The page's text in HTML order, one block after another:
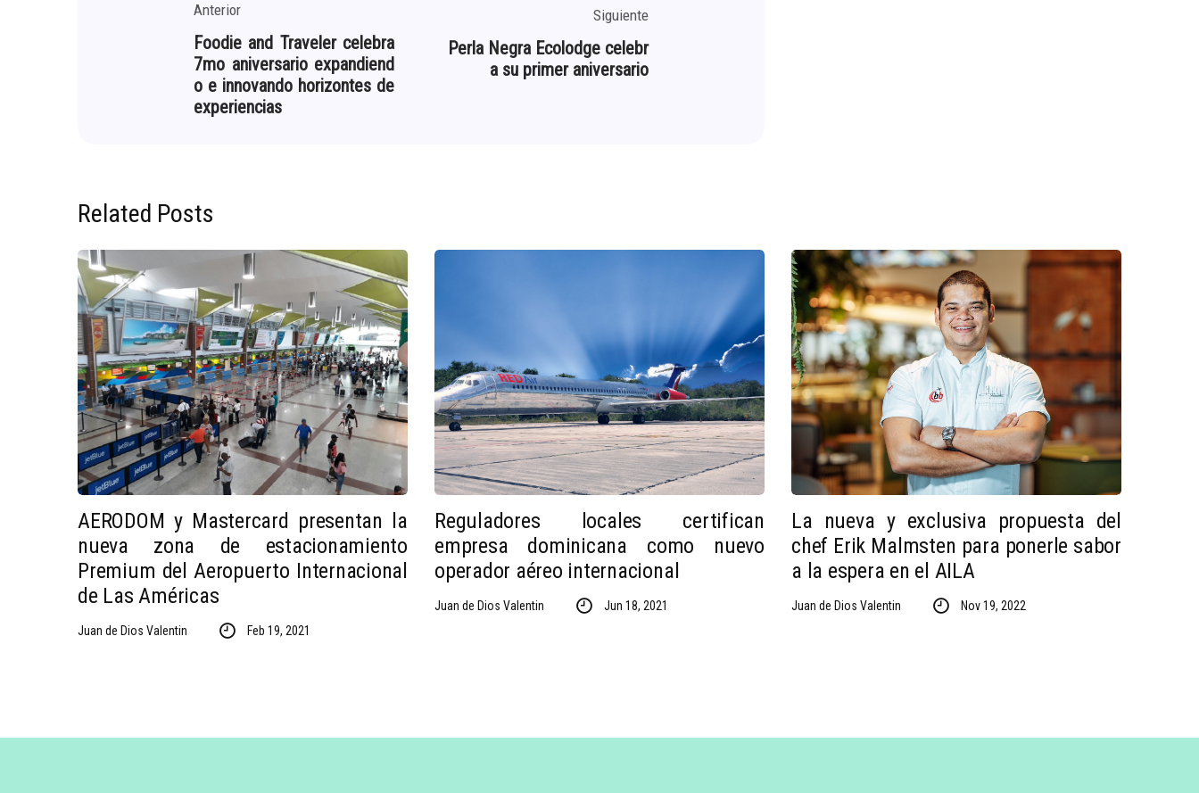
Anterior
Foodie and Traveler celebra
7mo aniversario expandiend
o e innovando horizontes de
experiencias
Siguiente
Perla Negra Ecolodge celebr
a su primer aniversario
Related Posts
AERODOM y Mastercard presentan la
nueva zona de estacionamiento
Premium del Aeropuerto Internacional
de Las Américas
Juan de Dios Valentin Feb 19, 2021
Reguladores locales certifican
empresa dominicana como nuevo
operador aéreo internacional
Juan de Dios Valentin Jun 18, 2021
La nueva y exclusiva propuesta del
chef Erik Malmsten para ponerle sabor
a la espera en el AILA
Juan de Dios Valentin Nov 19, 2022